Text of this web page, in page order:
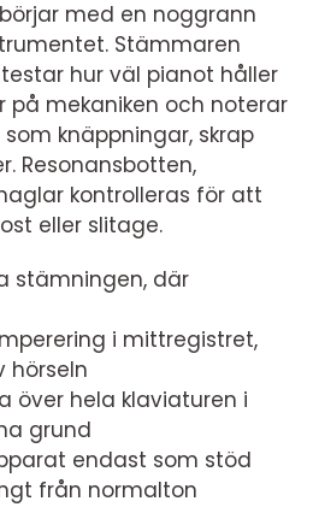
med en noggrann
Stämmaren
hur väl pianot håller
på mekaniken och noterar
knäppningar, skrap
Resonansbotten,
kontrolleras för att
eller slitage.
stämningen, där
i mittregistret,
hörseln
över hela klaviaturen i
grund
endast som stöd
från normalton